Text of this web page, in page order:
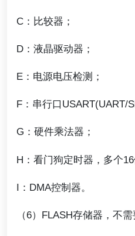
C：比较器；
D：液晶驱动器；
E：电源电压检测；
F：串行口USART(UART/
G：硬件乘法器；
H：看门狗定时器，多个
I：DMA控制器。
（6）FLASH存储器，不